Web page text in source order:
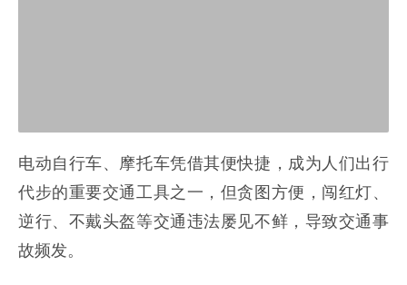
电动自行车、摩托车凭借其便快捷，成为人们出行
代步的重要交通工具之一，但贪图方便，闯红灯、
逆行、不戴头盔等交通违法屡见不鲜，导致交通事
故频发。